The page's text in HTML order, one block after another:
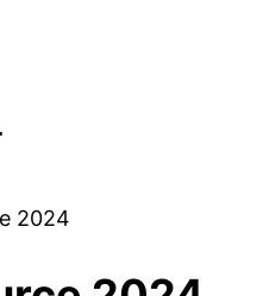
2024